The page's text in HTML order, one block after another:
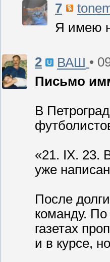
7
Я имею
2 ВАШ •
Письмо
В
«21. IX. 23.
уже
После
команду.
газетах
и в курсе,